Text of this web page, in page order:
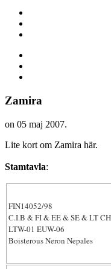
Zamira
on 05 maj 2007.
Lite kort om Zamira här.
Stamtavla:
FIN14052/98
C.I.B & FI & EE & SE & LT
LTW-01 EUW-06
Boisterous Neron Nepales